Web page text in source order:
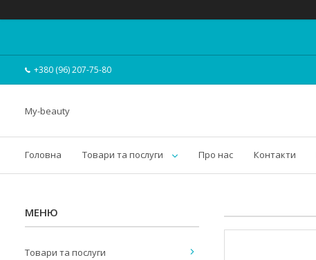
+380 (96) 207-75-80
My-beauty
Головна Товари та послуги Про нас Контакти
Товари та послуги